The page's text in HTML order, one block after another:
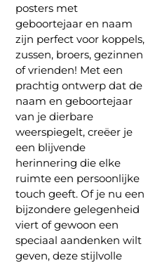
posters met
geboortejaar en naam
zijn perfect voor koppels,
zussen, broers, gezinnen
of vrienden! Met een
prachtig ontwerp dat de
naam en geboortejaar
van je dierbare
weerspiegelt, creëer je
een blijvende
herinnering die elke
ruimte een persoonlijke
touch geeft. Of je nu een
bijzondere gelegenheid
viert of gewoon een
speciaal aandenken wilt
geven, deze stijlvolle